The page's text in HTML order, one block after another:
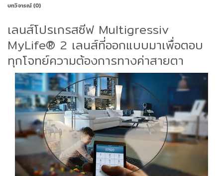
บทวิจารณ์ (0)
เลนส์โปรเกรสซีฟ Multigressiv
MyLife® 2 เลนส์ที่ออกแบบมาเพื่อตอบ
ทุกโจทย์ความต้องการทางค่าสายตา